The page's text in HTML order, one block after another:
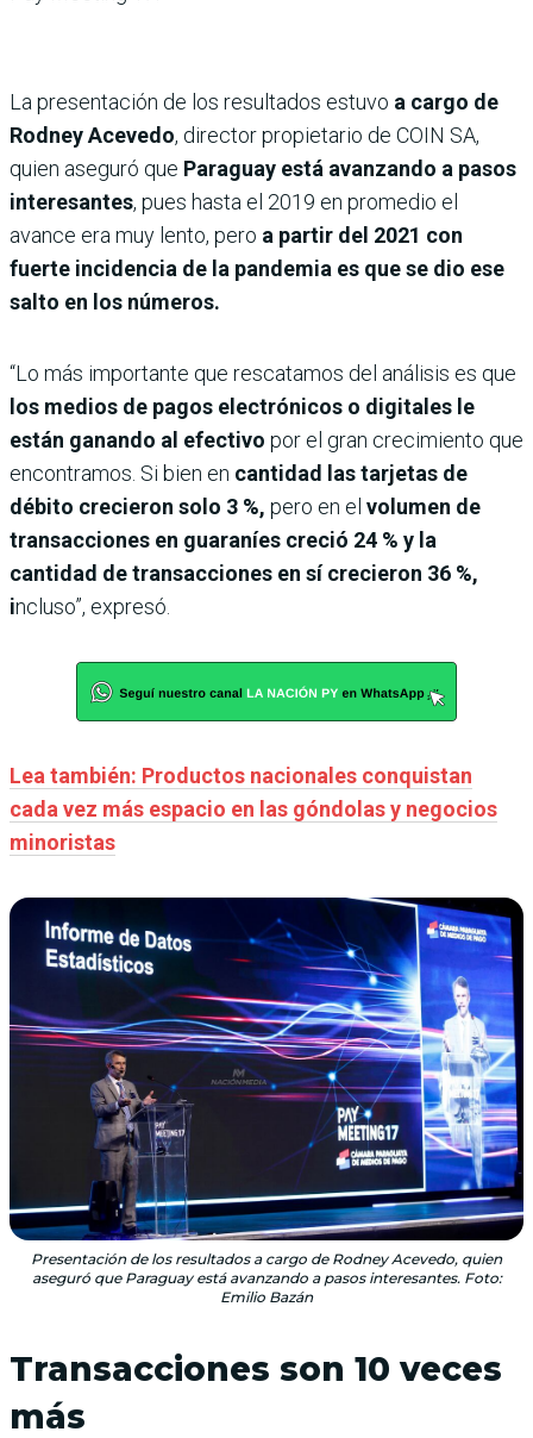
La presentación de los resultados estuvo a cargo de
Rodney Acevedo, director propietario de COIN SA,
quien aseguró que Paraguay está avanzando a pasos
interesantes, pues hasta el 2019 en promedio el
avance era muy lento, pero a partir del 2021 con
fuerte incidencia de la pandemia es que se dio ese
salto en los números.
“Lo más importante que rescatamos del análisis es que
los medios de pagos electrónicos o digitales le
están ganando al efectivo por el gran crecimiento que
encontramos. Si bien en cantidad las tarjetas de
débito crecieron solo 3 %, pero en el volumen de
transacciones en guaraníes creció 24 % y la
cantidad de transacciones en sí crecieron 36 %,
incluso”, expresó.
Lea también: Productos nacionales conquistan
cada vez más espacio en las góndolas y negocios
minoristas
Presentación de los resultados a cargo de Rodney Acevedo, quien
aseguró que Paraguay está avanzando a pasos interesantes. Foto:
Emilio Bazán
Transacciones son 10 veces
más